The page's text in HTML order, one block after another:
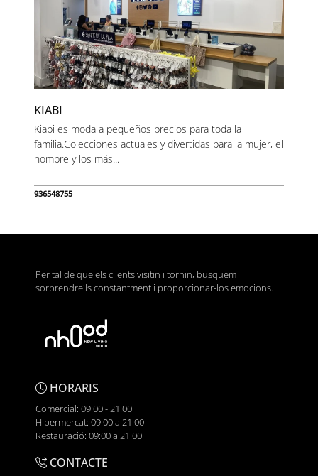
KIABI
Kiabi es moda a pequeños precios para toda la
familia.Colecciones actuales y divertidas para la mujer, el
hombre y los más...
936548755
Per tal de que els clients visitin i tornin, busquem
sorprendre'ls constantment i proporcionar-los emocions.
HORARIS
Comercial: 09:00 - 21:00
Hipermercat: 09:00 a 21:00
Restauració: 09:00 a 21:00
CONTACTE